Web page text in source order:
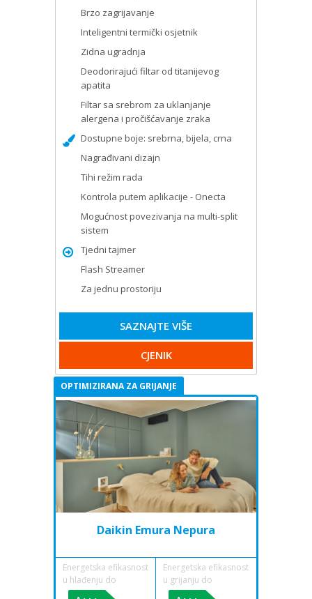
Brzo zagrijavanje
Inteligentni termički osjetnik
Zidna ugradnja
Deodorirajući filtar od titanijevog
apatita
Filtar sa srebrom za uklanjanje
alergena i pročišćavanje zraka
Dostupne boje: srebrna, bijela, crna
Nagrađivani dizajn
Tihi režim rada
Kontrola putem aplikacije - Onecta
Mogućnost povezivanja na multi-split
sistem
Tjedni tajmer
Flash Streamer
Za jednu prostoriju
SAZNAJTE VIŠE
CJENIK
OPTIMIZIRANA ZA GRIJANJE
Daikin Emura Nepura
Energetska efikasnost
u hlađenju do
Energetska efikasnost
u grijanju do